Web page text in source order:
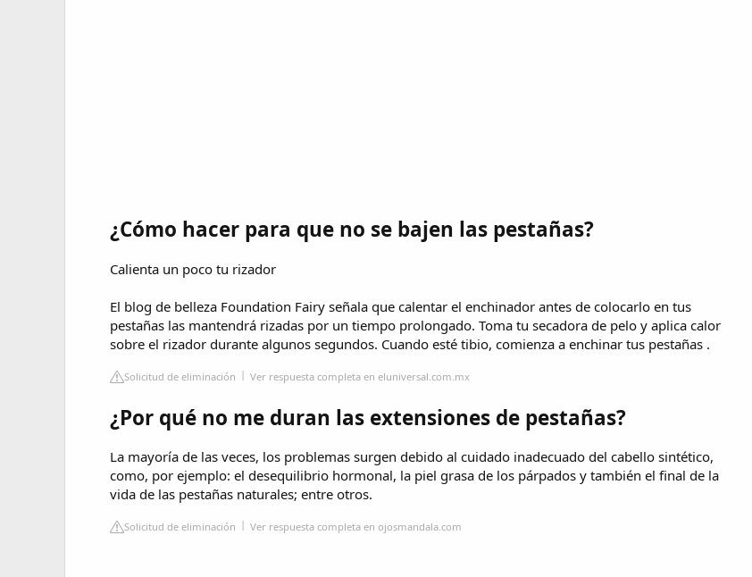
¿Cómo hacer para que no se bajen las pestañas?
Calienta un poco tu rizador
El blog de belleza Foundation Fairy señala que calentar el enchinador antes de colocarlo en tus
pestañas las mantendrá rizadas por un tiempo prolongado. Toma tu secadora de pelo y aplica calor
sobre el rizador durante algunos segundos. Cuando esté tibio, comienza a enchinar tus pestañas .
Solicitud de eliminación Ver respuesta completa en eluniversal.com.mx
¿Por qué no me duran las extensiones de pestañas?
La mayoría de las veces, los problemas surgen debido al cuidado inadecuado del cabello sintético,
como, por ejemplo: el desequilibrio hormonal, la piel grasa de los párpados y también el final de la
vida de las pestañas naturales; entre otros.
Solicitud de eliminación Ver respuesta completa en ojosmandala.com